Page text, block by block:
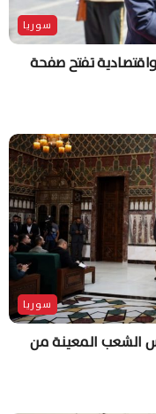
سوريا
تفتح صفحة
سوريا
الشعب المعينة من